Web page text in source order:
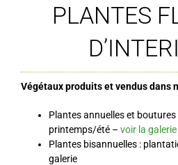
PLANTES
Végétaux produits et vendus dans
Plantes annuelles et
printemps/été – voir la galerie
Plantes bisannuelles :
galerie